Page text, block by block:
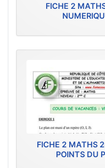
FICHE 2
FICHE 2 MATHS
POINTS DU